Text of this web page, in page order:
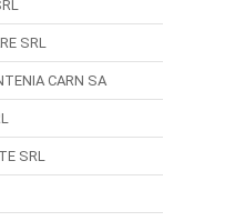
SRL
CARN SA
SRL